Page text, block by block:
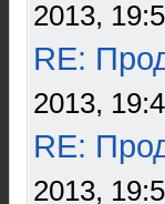
2013,
RE:
2013,
RE:
2013,